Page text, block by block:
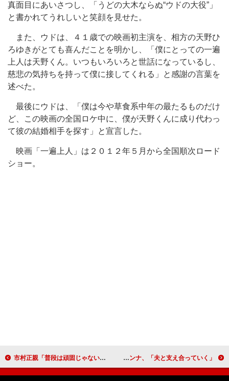
真面目にあいさつし、「うどの大木ならぬ“ウドの大役”」
と書かれてうれしいと笑顔を見せた。
また、ウドは、４１歳での映画初主演を、相方の天野ひ
ろゆきがとても喜んだことを明かし、「僕にとっての一遍
上人は天野くん。いつもいろいろと世話になっているし、
慈悲の気持ちを持って僕に接してくれる」と感謝の言葉を
述べた。
最後にウドは、「僕は今や草食系中年の最たるものだけ
ど、この映画の全国ロケ中に、僕が天野くんに成り代わっ
て彼の結婚相手を探す」と宣言した。
映画「一遍上人」は２０１２年５月から全国順次ロード
ショー。
市村正親「普段は頑固じゃない。子どもの言いなり」 連続テレビドラマで初主演、ドラマ「王様の家」 板野、秋元、宮澤らが“ＡＫＢ眼鏡選抜”に 土屋アンナ、「夫と支え合っていく」